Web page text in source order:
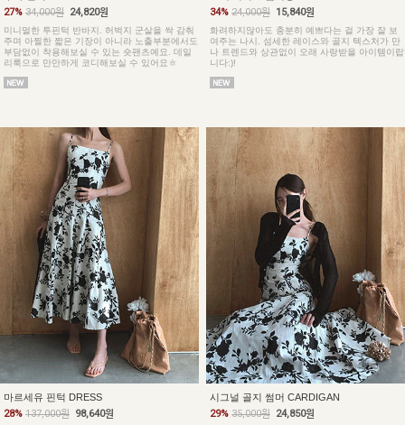
27% 34,000원 24,820원
미니멀한 투핀턱 반바지. 허벅지 군살을 싹 감춰
주며 아찔한 짧은 기장이 아니라 노출부분에서도
부담없이 착용해보실 수 있는 숏팬츠예요. 데일
리룩으로 만만하게 코디해보실 수 있어요ㅎ
34% 24,000원 15,840원
화려하지않아도 충분히 예쁘다는 걸 가장 잘 보
여주는 나시. 섬세한 레이스와 골지 텍스처가 만
나 트렌드와 상관없이 오래 사랑받을 아이템이랍
니다:)!
마르세유 핀턱 DRESS
28% 137,000원 98,640원
시그널 골지 썸머 CARDIGAN
29% 35,000원 24,850원